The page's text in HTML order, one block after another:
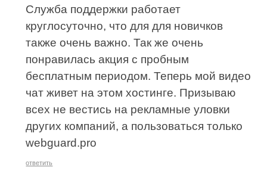
Служба поддержки работает
круглосуточно, что для для новичков
также очень важно. Так же очень
понравилась акция с пробным
бесплатным периодом. Теперь мой видео
чат живет на этом хостинге. Призываю
всех не вестись на рекламные уловки
других компаний, а пользоваться только
webguard.pro
ответить